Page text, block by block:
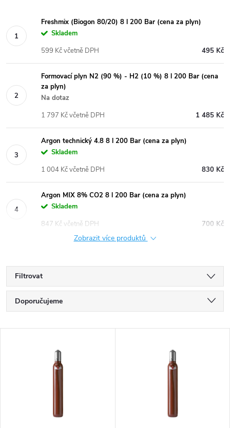
Freshmix (Biogon 80/20) 8 l 200 Bar (cena za plyn)
Skladem
495 Kč
599 Kč včetně DPH
Formovací plyn N2 (90 %) - H2 (10 %) 8 l 200 Bar (cena
za plyn)
Na dotaz
1 485 Kč
1 797 Kč včetně DPH
Argon technický 4.8 8 l 200 Bar (cena za plyn)
Skladem
830 Kč
1 004 Kč včetně DPH
Argon MIX 8% CO2 8 l 200 Bar (cena za plyn)
Skladem
700 Kč
847 Kč včetně DPH
Zobrazit více produktů
Filtrovat
Ř
a
Doporučujeme
Nejprodávanější